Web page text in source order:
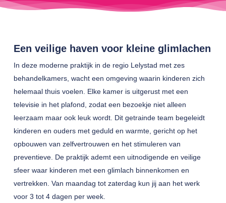
Een veilige haven voor kleine glimlachen
In deze moderne praktijk in de regio Lelystad met zes
behandelkamers, wacht een omgeving waarin kinderen zich
helemaal thuis voelen. Elke kamer is uitgerust met een
televisie in het plafond, zodat een bezoekje niet alleen
leerzaam maar ook leuk wordt. Dit getrainde team begeleidt
kinderen en ouders met geduld en warmte, gericht op het
opbouwen van zelfvertrouwen en het stimuleren van
preventieve. De praktijk ademt een uitnodigende en veilige
sfeer waar kinderen met een glimlach binnenkomen en
vertrekken. Van maandag tot zaterdag kun jij aan het werk
voor 3 tot 4 dagen per week.